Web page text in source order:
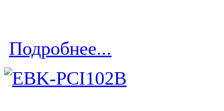
Подробнее...